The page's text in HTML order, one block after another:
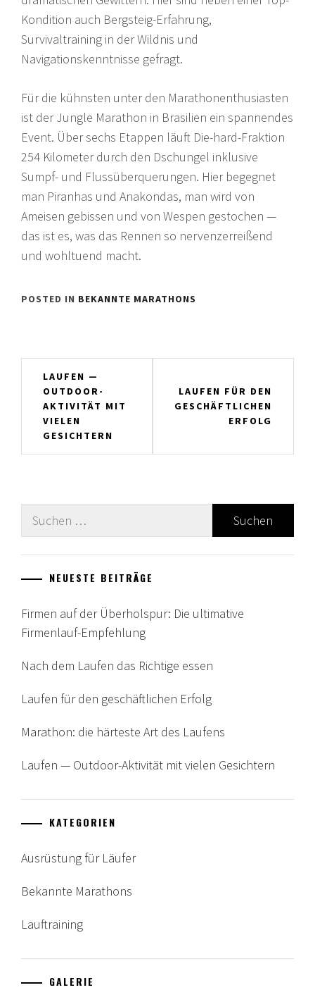
Kondition auch Bergsteig-Erfahrung,
Survivaltraining in der Wildnis und
Navigationskenntnisse gefragt.
Für die kühnsten unter den Marathonenthusiasten
ist der Jungle Marathon in Brasilien ein spannendes
Event. Über sechs Etappen läuft Die-hard-Fraktion
254 Kilometer durch den Dschungel inklusive
Sumpf- und Flussüberquerungen. Hier begegnet
man Piranhas und Anakondas, man wird von
Ameisen gebissen und von Wespen gestochen —
das ist es, was das Rennen so nervenzerreißend
und wohltuend macht.
POSTED IN BEKANNTE MARATHONS
Beitragsnavigation
LAUFEN —
OUTDOOR-
AKTIVITÄT MIT
VIELEN
GESICHTERN
LAUFEN FÜR DEN
GESCHÄFTLICHEN
ERFOLG
Suche
NEUESTE BEITRÄGE
Firmen auf der Überholspur: Die ultimative
Firmenlauf-Empfehlung
Nach dem Laufen das Richtige essen
Laufen für den geschäftlichen Erfolg
Marathon: die härteste Art des Laufens
Laufen — Outdoor-Aktivität mit vielen Gesichtern
KATEGORIEN
Ausrüstung für Läufer
Bekannte Marathons
Lauftraining
GALERIE